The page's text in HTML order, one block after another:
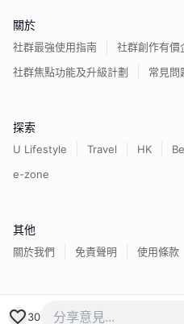
30
關於
社群最強使用指南
社群創作有價
社群焦點功能及升級計劃
常見問
探索
U Lifestyle Travel HK
e-zone
其他
關於我們 免責聲明 使用條款
香港經濟日報版權所有©